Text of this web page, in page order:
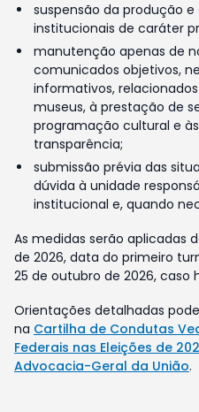
suspensão da produção
institucionais de caráter
manutenção apenas de
comunicados objetivos,
informativos,
museus, à prestação de
programação cultural e
transparência;
submissão prévia das
dúvida à unidade
institucional e, quando
As medidas serão aplicadas
de 2026, data do primeiro
25 de outubro de 2026, caso
Orientações detalhadas
na Cartilha de Condutas
Federais nas Eleições de
Advocacia-Geral da União.